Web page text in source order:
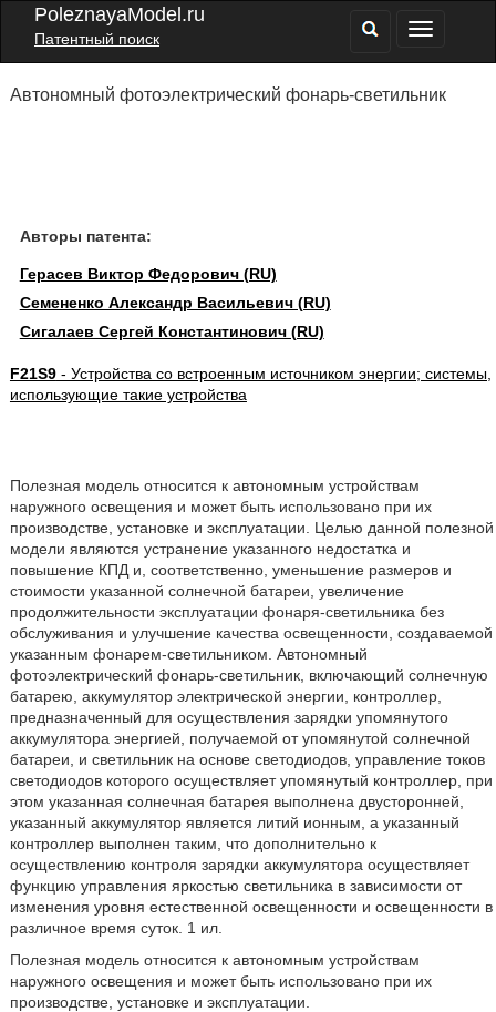
PoleznayaModel.ru
Патентный поиск
Автономный фотоэлектрический фонарь-светильник
Авторы патента:
Герасев Виктор Федорович (RU)
Семененко Александр Васильевич (RU)
Сигалаев Сергей Константинович (RU)
F21S9- Устройства со встроенным источником энергии; системы,
использующие такие устройства
Полезная модель относится к автономным устройствам
наружного освещения и может быть использовано при их
производстве, установке и эксплуатации. Целью данной полезной
модели являются устранение указанного недостатка и
повышение КПД и, соответственно, уменьшение размеров и
стоимости указанной солнечной батареи, увеличение
продолжительности эксплуатации фонаря-светильника без
обслуживания и улучшение качества освещенности, создаваемой
указанным фонарем-cветильником. Автономный
фотоэлектрический фонарь-светильник, включающий солнечную
батарею, аккумулятор электрической энергии, контроллер,
предназначенный для осуществления зарядки упомянутого
аккумулятора энергией, получаемой от упомянутой солнечной
батареи, и светильник на основе светодиодов, управление токов
светодиодов которого осуществляет упомянутый контроллер, при
этом указанная солнечная батарея выполнена двусторонней,
указанный аккумулятор является литий ионным, а указанный
контроллер выполнен таким, что дополнительно к
осуществлению контроля зарядки аккумулятора осуществляет
функцию управления яркостью светильника в зависимости от
изменения уровня естественной освещенности и освещенности в
различное время суток. 1 ил.
Полезная модель относится к автономным устройствам
наружного освещения и может быть использовано при их
производстве, установке и эксплуатации.